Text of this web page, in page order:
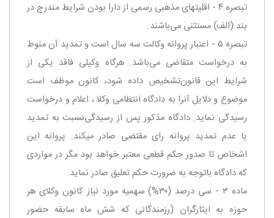
‌تبصره ۴ - اقلیتهای مذهبی رسمی از دارا بودن شرایط مندرج در
بند (‌الف) مستثنی می‌باشند.
‌تبصره ۵ - اعتبار پروانه وكالت سه سال است و تمدید آن منوط
به درخواست متقاضی می‌باشد. هرگاه وكیلی فاقد یكی از
شرایط این قانون‌تشخیص داده شود، كانون موظف است
موضوع و دلایل آنرا به دادگاه انتظامی وكلا ، اعلام و درخواست
رسیدگی نماید. دادگاه مذكور پس از رسیدگی‌نسبت به تمدید
یا عدم تمدید پروانه رای مقتضی صادر میكند. پروانه این
اشخاص تا صدور حكم قطعی معتبر خواهد بود مگر در مواردی
كه دادگاه با‌توجه به ضرورت حكم تعلیق صادر نماید.
‌ماده ۳ - سی درصد (۳۰%) سهمیه مورد نیاز كانون وكلای هر
حوزه به ایثارگران (‌رزمندگانی كه شش ماه سابقه حضور